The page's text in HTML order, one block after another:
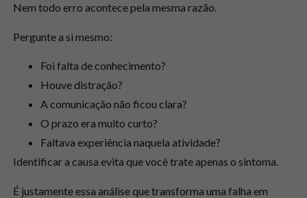
Nem todo erro acontece pela mesma razão.
Pergunte a si mesmo:
Foi falta de conhecimento?
Houve distração?
A comunicação não ficou clara?
O prazo era muito curto?
Faltava experiência naquela atividade?
Identificar a causa evita que você trate apenas o sintoma.
É justamente essa análise que transforma uma falha em